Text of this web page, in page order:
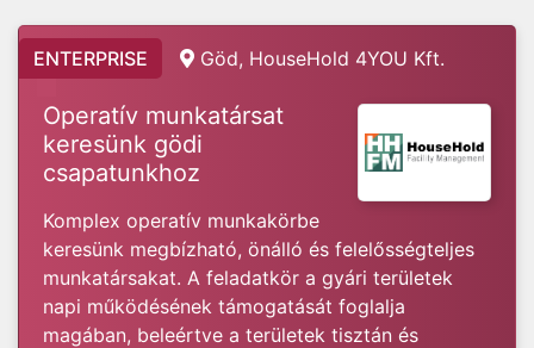
ENTERPRISE Göd, HouseHold 4YOU Kft.
Operatív munkatársat
keresünk gödi
csapatunkhoz
Komplex operatív munkakörbe
keresünk megbízható, önálló és felelősségteljes
munkatársakat. A feladatkör a gyári területek
napi működésének támogatását foglalja
magában, beleértve a területek tisztán és